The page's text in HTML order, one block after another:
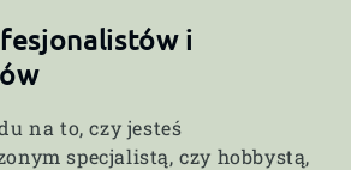
i
na to, czy jesteś
specjalistą, czy hobbystą,